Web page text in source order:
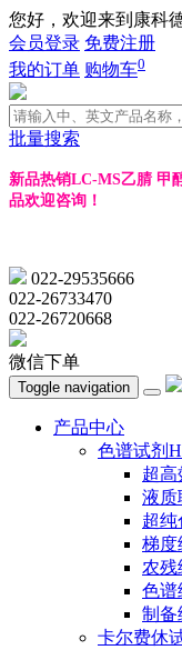
您好，欢迎来到康科
会员登录 免费注册
我的订单 购物车0
批量搜索
新品热销LC-MS乙腈 甲
品欢迎咨询！
022-29535666
022-26733470
022-26720668
微信下单
Toggle navigation
产品中心
色谱试剂
超高
液质
超纯
梯度
农残
色谱
制备
卡尔费休